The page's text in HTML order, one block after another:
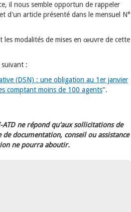
il nous semble opportun de rappeler
d'un article présenté dans le mensuel N°
les modalités de mises en œuvre de cette
:
(DSN) : une obligation au 1er janvier
comptant moins de 100 agents".
ne répond qu'aux sollicitations de
de documentation, conseil ou assistance
ne pourra aboutir.